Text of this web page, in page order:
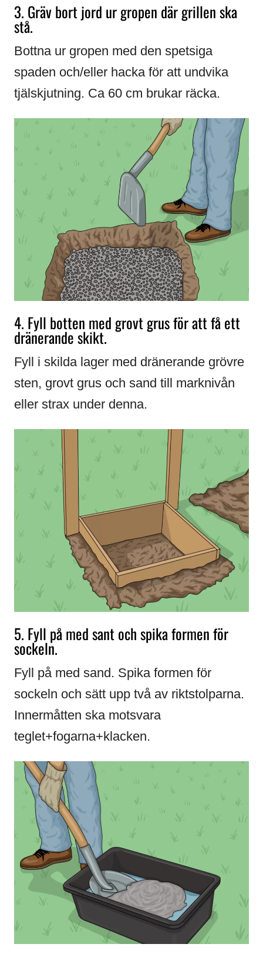
3. Gräv bort jord ur gropen där grillen ska
stå.
Bottna ur gropen med den spetsiga
spaden och/eller hacka för att undvika
tjälskjutning. Ca 60 cm brukar räcka.
4. Fyll botten med grovt grus för att få ett
dränerande skikt.
Fyll i skilda lager med dränerande grövre
sten, grovt grus och sand till marknivån
eller strax under denna.
5. Fyll på med sant och spika formen för
sockeln.
Fyll på med sand. Spika formen för
sockeln och sätt upp två av riktstolparna.
Innermåtten ska motsvara
teglet+fogarna+klacken.